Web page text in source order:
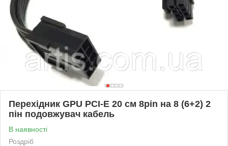
Перехідник GPU PCI-E 20 см 8pin на 8 (6+2) 2
пін подовжувач кабель
В наявності
Роздріб